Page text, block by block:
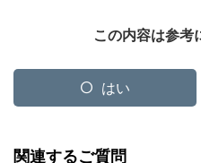
この内容は参考
はい
関連するご質問